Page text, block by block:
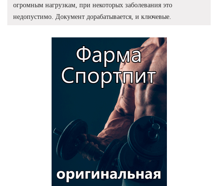
огромным нагрузкам, при некоторых заболевания это
недопустимо. Документ дорабатывается, и ключевые.